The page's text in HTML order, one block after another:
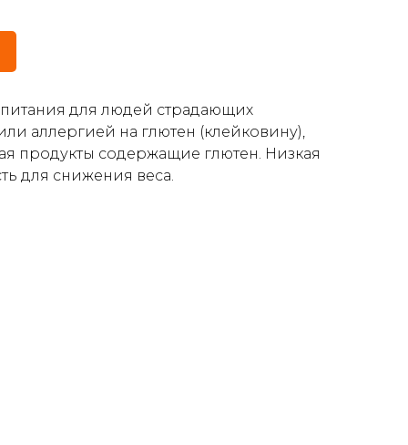
для людей страдающих
аллергией на глютен (клейковину),
продукты содержащие глютен. Низкая
для снижения веса.